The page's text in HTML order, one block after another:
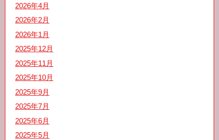
2026年4月
2026年2月
2026年1月
2025年12月
2025年11月
2025年10月
2025年9月
2025年7月
2025年6月
2025年5月